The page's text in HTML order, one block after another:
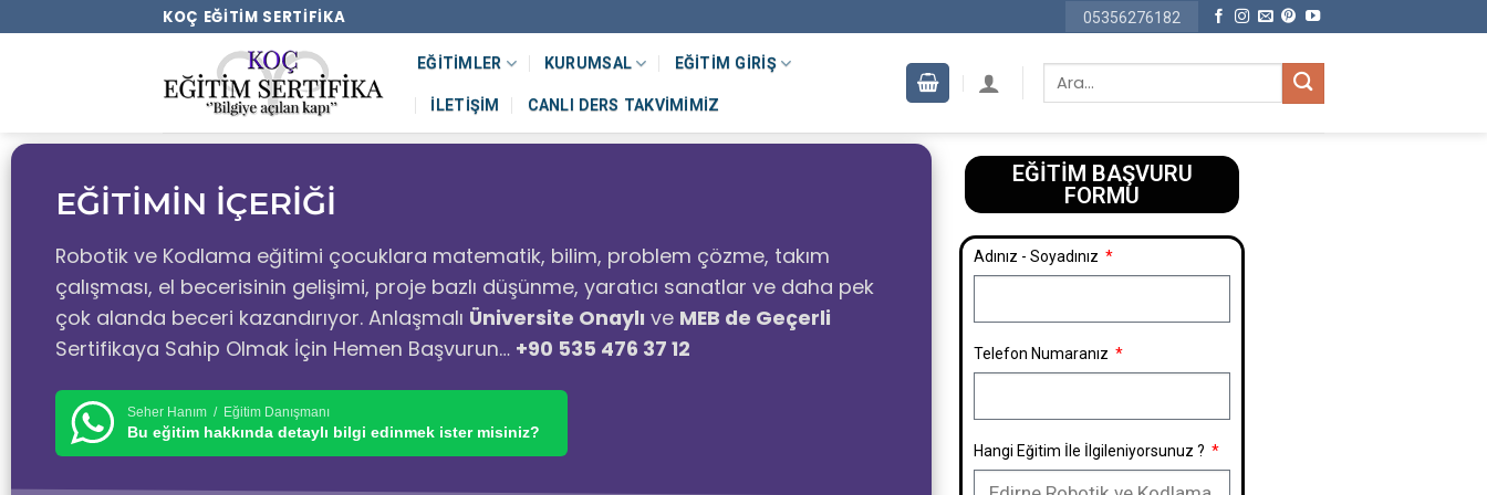
KOÇ EĞITIM SERTIFIKA 05356276182
EĞITIMLER KURUMSAL EĞITIM GIRIŞ
İLETIŞIM CANLI DERS TAKVIMIMIZ
EĞİTİMİN İÇERİĞİ
Robotik ve Kodlama eğitimi çocuklara matematik, bilim, problem çözme, takım
çalışması, el becerisinin gelişimi, proje bazlı düşünme, yaratıcı sanatlar ve daha pek
çok alanda beceri kazandırıyor. Anlaşmalı Üniversite Onaylı ve MEB de Geçerli
Sertifikaya Sahip Olmak İçin Hemen Başvurun… +90 535 476 37 12
Seher Hanım / Eğitim Danışmanı
Bu eğitim hakkında detaylı bilgi edinmek ister misiniz?
EĞİTİM BAŞVURU
FORMU​
Adınız - Soyadınız
Telefon Numaranız
Hangi Eğitim İle İlgileniyorsunuz ?